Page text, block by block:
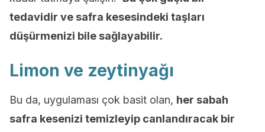
tedavidir ve safra kesesindeki taşları
düşürmenizi bile sağlayabilir.
Limon ve zeytinyağı
Bu da, uygulaması çok basit olan, her sabah
safra kesenizi temizleyip canlandıracak bir